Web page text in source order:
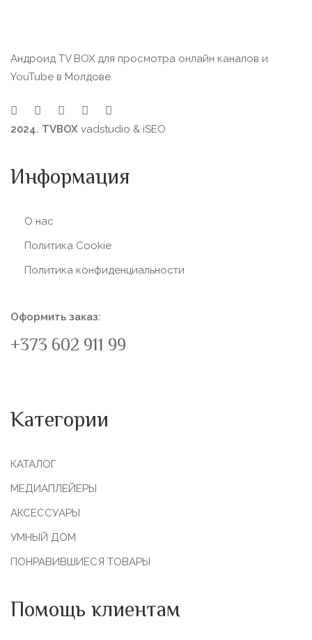
Андроид TV BOX для просмотра онлайн каналов и
YouTube в Молдове.
2024. TVBOX vadstudio & iSEO
Информация
О нас
Политика Сookie
Политика конфиденциальности
Оформить заказ:
+373 602 911 99
Категории
КАТАЛОГ
МЕДИАПЛЕЙЕРЫ
АКСЕССУАРЫ
УМНЫЙ ДОМ
ПОНРАВИВШИЕСЯ ТОВАРЫ
Помощь клиентам